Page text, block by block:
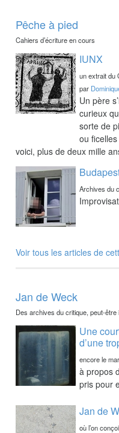
Pêche à pied
Cahiers d’écriture en cours
IUNX
un extrait du
par
Un père
curieux
sorte de
ou
voici, plus de deux mille
Archives du
Voir tous les articles de
Jan de Weck
Des archives du critique, peut-être
Une
d’une
encore le
à propos
pris pour
Jan de
où l’on